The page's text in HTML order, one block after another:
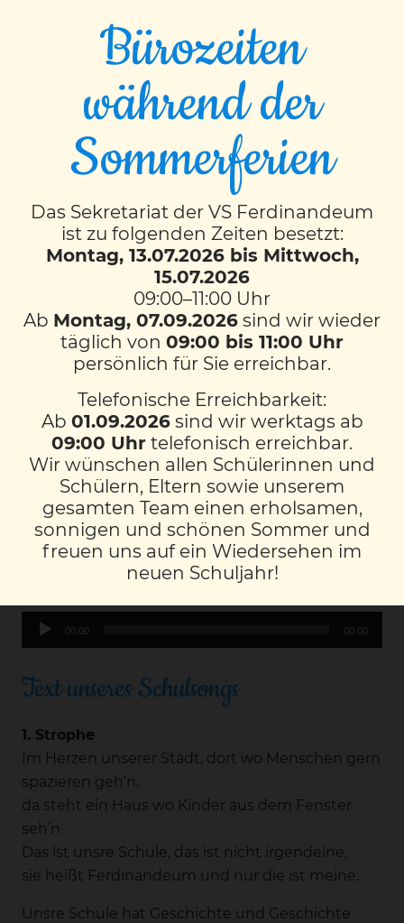
Unser Schulsong
Text und Musik
von Hubert Molander
Der vertonte Schulsong wird ausschließlich von
Kindern unserer Schule gestaltet.
Unseren Schulsong anhören
Audio-
Player
00:00 00:00
Text unseres Schulsongs
1. Strophe
Im Herzen unserer Stadt, dort wo Menschen gern
spazieren geh’n,
da steht ein Haus wo Kinder aus dem Fenster
seh’n
Das ist unsre Schule, das ist nicht irgendeine,
sie heißt Ferdinandeum und nur die ist meine.
Unsre Schule hat Geschichte und Geschichte
Bürozeiten
während der
Sommerferien
Das Sekretariat der VS Ferdinandeum
ist zu folgenden Zeiten besetzt:
Montag, 13.07.2026 bis Mittwoch,
15.07.2026
09:00–11:00 Uhr
Ab Montag, 07.09.2026 sind wir wieder
täglich von 09:00 bis 11:00 Uhr
persönlich für Sie erreichbar.
Telefonische Erreichbarkeit:
Ab 01.09.2026sind wir werktags ab
09:00 Uhr telefonisch erreichbar.
Wir wünschen allen Schülerinnen und
Schülern, Eltern sowie unserem
gesamten Team einen erholsamen,
sonnigen und schönen Sommer und
freuen uns auf ein Wiedersehen im
neuen Schuljahr!